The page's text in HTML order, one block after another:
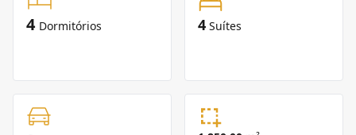
4 Dormitórios 4 Suítes